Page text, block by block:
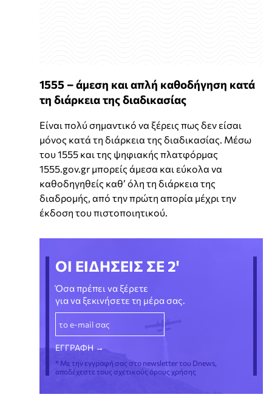
1555 – άμεση και απλή καθοδήγηση κατά
τη διάρκεια της διαδικασίας
Είναι πολύ σημαντικό να ξέρεις πως δεν είσαι
μόνος κατά τη διάρκεια της διαδικασίας. Μέσω
του 1555 και της ψηφιακής πλατφόρμας
1555.gov.gr μπορείς άμεσα και εύκολα να
καθοδηγηθείς καθ’ όλη τη διάρκεια της
διαδρομής, από την πρώτη απορία μέχρι την
έκδοση του πιστοποιητικού.
ΟΙ ΕΙΔΗΣΕΙΣ ΣΕ 2'
Όσα πρέπει να ξέρετε
για να ξεκινήσετε τη μέρα σας.
* Με την εγγραφή σας στο newsletter του Dnews,
αποδέχεστε τους σχετικούς όρους χρήσης